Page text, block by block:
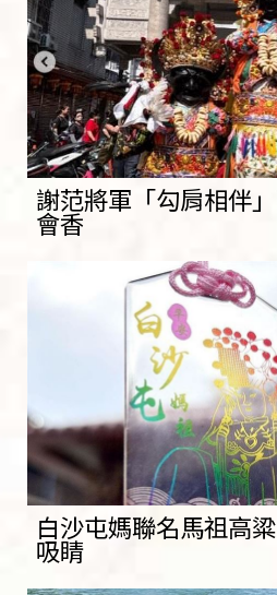
謝范將軍「勾肩相伴
會香
白沙屯媽聯名馬祖高
吸睛